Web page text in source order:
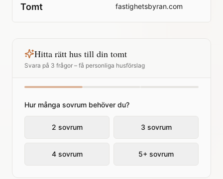
Tomt fastighetsbyran.com
Hitta rätt hus till din tomt
Svara på 3 frågor – få personliga husförslag
Hur många sovrum behöver du?
2 sovrum 3 sovrum
4 sovrum 5+ sovrum